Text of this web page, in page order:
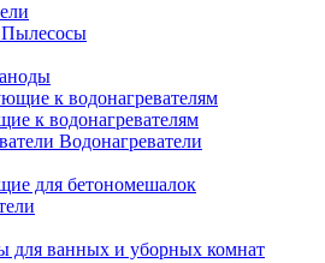
Пылесосы
к водонагревателям
Водонагреватели
для бетономешалок